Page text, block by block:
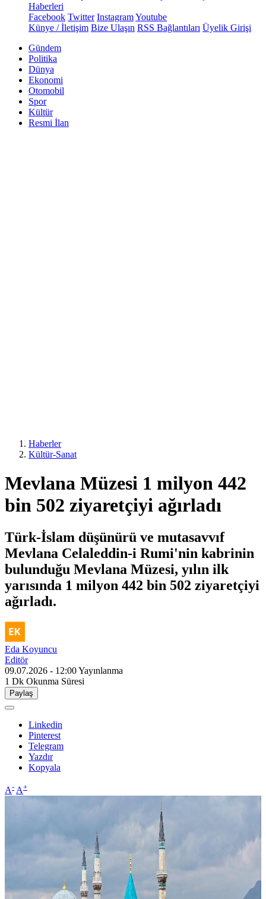
Haberleri
Facebook Twitter InstagramYoutube
Künye / İletişim Bize Ulaşın RSS Bağlantıları Üyelik Girişi
Gündem
Politika
Dünya
Ekonomi
Otomobil
Spor
Kültür
Resmi İlan
Haberler
Kültür-Sanat
Mevlana Müzesi 1 milyon 442
bin 502 ziyaretçiyi ağırladı
Türk-İslam düşünürü ve mutasavvıf
Mevlana Celaleddin-i Rumi'nin kabrinin
bulunduğu Mevlana Müzesi, yılın ilk
yarısında 1 milyon 442 bin 502 ziyaretçiyi
ağırladı.
Eda Koyuncu
Editör
09.07.2026 - 12:00Yayınlanma
1 Dk Okunma Süresi
Paylaş
Linkedin
Pinterest
Telegram
Yazdır
Kopyala
A- A+